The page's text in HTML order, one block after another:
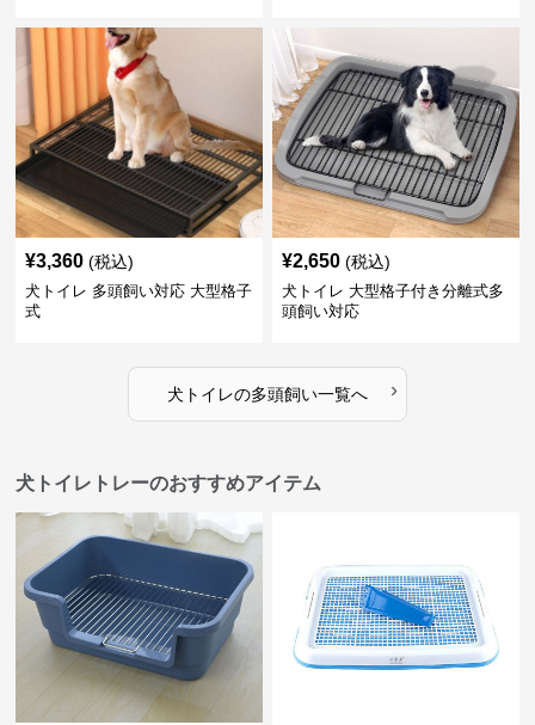
¥3,360 (税込)
犬トイレ 多頭飼い対応 大型格子
式
¥2,650 (税込)
犬トイレ 大型格子付き分離式多
頭飼い対応
犬トイレの多頭飼い一覧へ ›
犬トイレトレーのおすすめアイテム